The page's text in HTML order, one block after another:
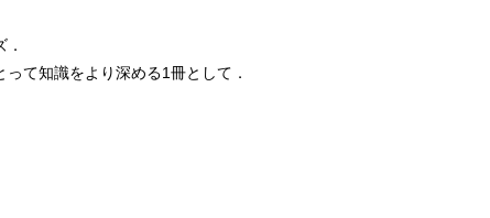
て知識をより深める1冊として．